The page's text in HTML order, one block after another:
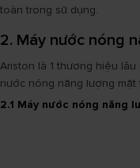
toàn trong sử dụng.
2. Máy nước nóng
Ariston là 1 thương hiệu
nước nóng năng lượng mặt
2.1 Máy nước nóng năng